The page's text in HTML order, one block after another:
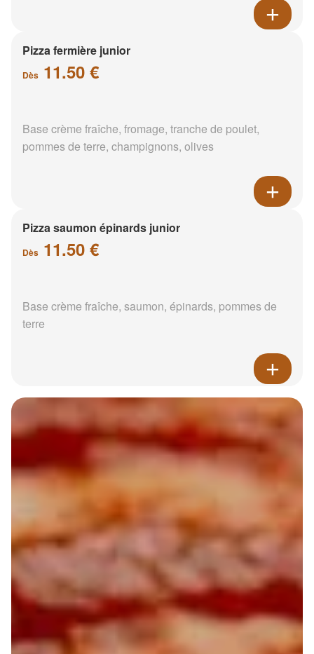
Pizza fermière junior
Dès 11.50 €
Base crème fraîche, fromage, tranche de poulet,
pommes de terre, champignons, olives
Pizza saumon épinards junior
Dès 11.50 €
Base crème fraîche, saumon, épinards, pommes de
terre